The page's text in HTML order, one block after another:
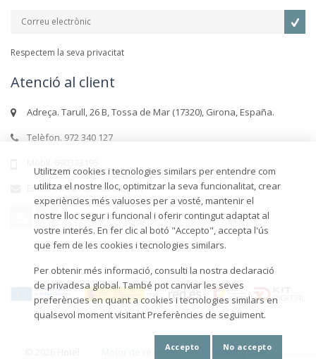
Respectem la seva privacitat
Atenció al client
Adreça. Tarull, 26 B, Tossa de Mar (17320), Girona, España.
Telèfon. 972 340 127
Email. info@hoteltarull.com
Motor de reserves
Disseny Web
Utilitzem cookies i tecnologies similars per entendre com
utilitza el nostre lloc, optimitzar la seva funcionalitat, crear
experiències més valuoses per a vosté, mantenir el
nostre lloc segur i funcional i oferir contingut adaptat al
vostre interés. En fer clic al botó "Accepto", accepta l'ús
que fem de les cookies i tecnologies similars.
Per obtenir més informació, consulti la nostra declaració
de privadesa global. També pot canviar les seves
preferències en quant a cookies i tecnologies similars en
qualsevol moment visitant Preferències de seguiment.
Accepto No accepto